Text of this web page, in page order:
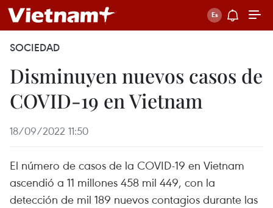
SOCIEDAD
Disminuyen nuevos casos de
COVID-19 en Vietnam
18/09/2022 11:50
El número de casos de la COVID-19 en Vietnam
ascendió a 11 millones 458 mil 449, con la
detección de mil 189 nuevos contagios durante las